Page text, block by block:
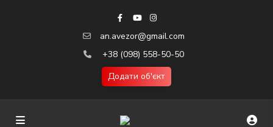
an.avezor@gmail.com
+38 (098) 558-50-50
Додати об'єкт